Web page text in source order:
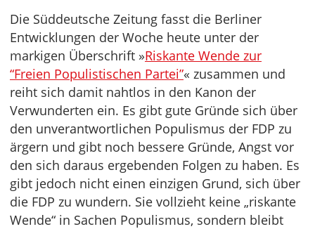
Die Süddeutsche Zeitung fasst die Berliner
Entwicklungen der Woche heute unter der
markigen Überschrift »Riskante Wende zur
“Freien Populistischen Partei”« zusammen und
reiht sich damit nahtlos in den Kanon der
Verwunderten ein. Es gibt gute Gründe sich über
den unverantwortlichen Populismus der FDP zu
ärgern und gibt noch bessere Gründe, Angst vor
den sich daraus ergebenden Folgen zu haben. Es
gibt jedoch nicht einen einzigen Grund, sich über
die FDP zu wundern. Sie vollzieht keine „riskante
Wende“ in Sachen Populismus, sondern bleibt